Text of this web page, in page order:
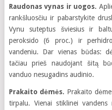
Raudonas vynas ir uogos.
rankšluosčiu ir pabarstykite
Vynu suteptus šviesius ir
peroksido (6 proc.) ir
vandeniu. Dar vienas būdas:
tačiau prieš naudojant šitą
vanduo nesugadins audinio.
Prakaito dėmės. Prakaito
tirpalu. Vienai stiklinei